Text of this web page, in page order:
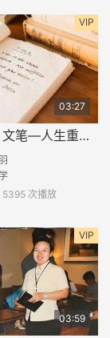
VIP
03:27
杂志编辑：文笔—人生重要的可迁移技能
次播放
VIP
03:59